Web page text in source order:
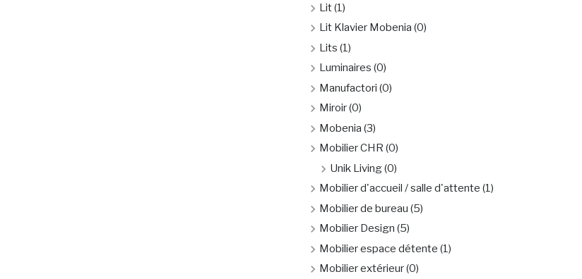
Lit(1)
Lit Klavier Mobenia (0)
Lits (1)
Luminaires (0)
Manufactori (0)
Miroir(0)
Mobenia (3)
Mobilier CHR (0)
Unik Living(0)
Mobilier d'accueil / salle d'attente (1)
Mobilier de bureau (5)
Mobilier Design (5)
Mobilier espace détente (1)
Mobilier extérieur(0)